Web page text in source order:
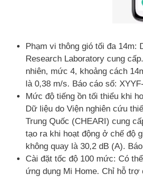
Phạm vi thông gió tối đa 14m:
Research Laboratory cung
nhiên, mức 4, khoảng cách
là 0,38 m/s. Báo cáo số:
Mức độ tiếng ồn tối thiểu khi
Dữ liệu do Viện nghiên cứu
Trung Quốc (CHEARI) cung
tạo ra khi hoạt động ở chế độ
không quay là 30,2 dB (A).
Cài đặt tốc độ 100 mức: Có
ứng dụng Mi Home. Chỉ hỗ